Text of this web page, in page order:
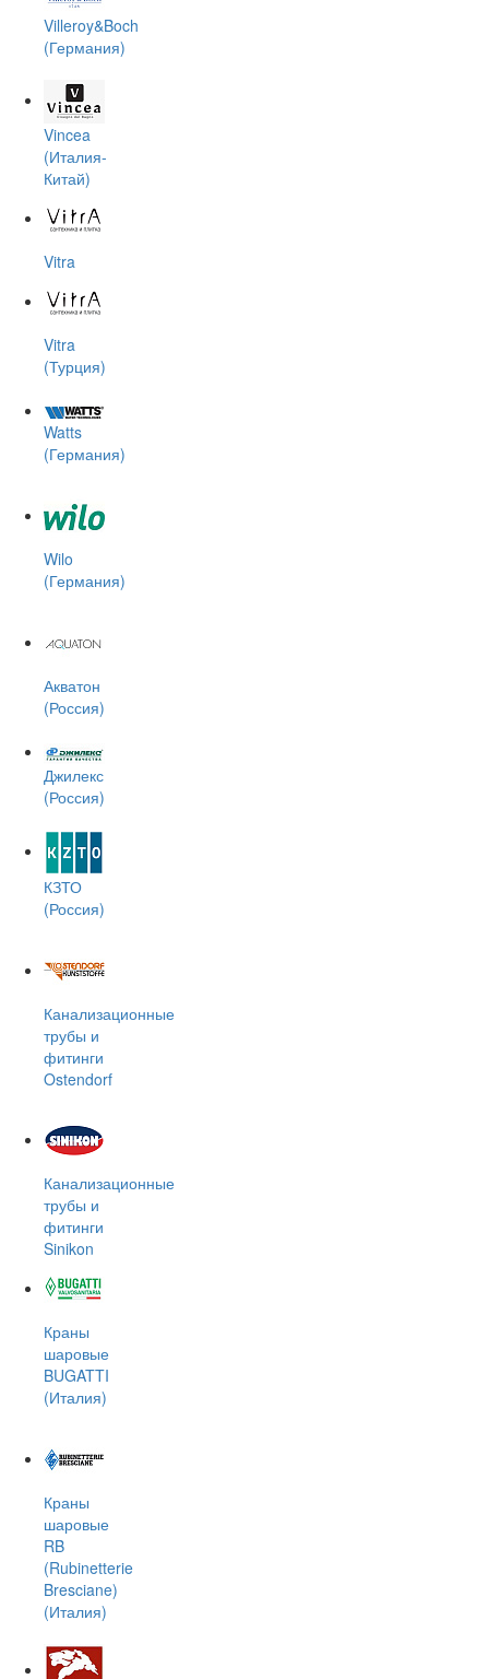
Villeroy&Boch
(Германия)
Vincea
(Италия-
Китай)
Vitra
Vitra
(Турция)
Watts
(Германия)
Wilo
(Германия)
Акватон
(Россия)
Джилекс
(Россия)
КЗТО
(Россия)
Канализационные
трубы и
фитинги
Ostendorf
Канализационные
трубы и
фитинги
Sinikon
Краны
шаровые
BUGATTI
(Италия)
Краны
шаровые
RB
(Rubinetterie
Bresciane)
(Италия)